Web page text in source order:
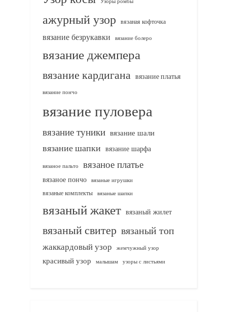
ажурный узор вязаная кофточка
вязание безрукавки вязание болеро
вязание джемпера
вязание кардигана вязание платья
вязание пончо
вязание пуловера
вязание туники вязание шали
вязание шапки вязание шарфа
вязаное пальто вязаное платье
вязаное пончо вязаные игрушки
вязаные комплекты
вязаные шапки
вязаный жакет вязаный жилет
вязаный свитер вязаный топ
жаккардовый узор жемчужный узор
красивый узор малышам узоры с листьями